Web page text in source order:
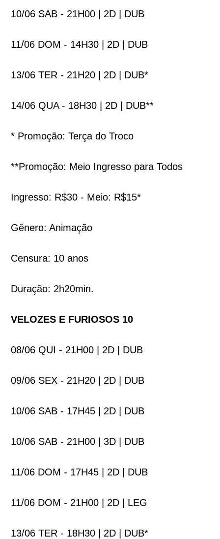
10/06 SAB - 21H00 | 2D | DUB
11/06 DOM - 14H30 | 2D | DUB
13/06 TER - 21H20 | 2D | DUB*
14/06 QUA - 18H30 | 2D | DUB**
* Promoção: Terça do Troco
**Promoção: Meio Ingresso para Todos
Ingresso: R$30 - Meio: R$15*
Gênero: Animação
Censura: 10 anos
Duração: 2h20min.
VELOZES E FURIOSOS 10
08/06 QUI - 21H00 | 2D | DUB
09/06 SEX - 21H20 | 2D | DUB
10/06 SAB - 17H45 | 2D | DUB
10/06 SAB - 21H00 | 3D | DUB
11/06 DOM - 17H45 | 2D | DUB
11/06 DOM - 21H00 | 2D | LEG
13/06 TER - 18H30 | 2D | DUB*